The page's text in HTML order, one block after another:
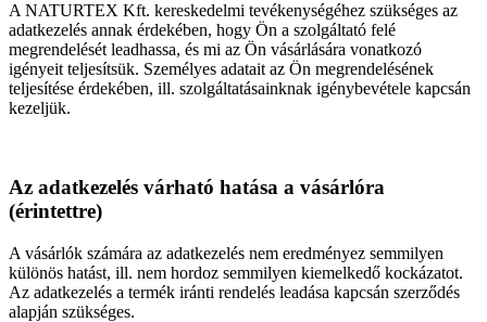
A NATURTEX Kft. kereskedelmi tevékenységéhez szükséges az
adatkezelés annak érdekében, hogy Ön a szolgáltató felé
megrendelését leadhassa, és mi az Ön vásárlására vonatkozó
igényeit teljesítsük. Személyes adatait az Ön megrendelésének
teljesítése érdekében, ill. szolgáltatásainknak igénybevétele kapcsán
kezeljük.
Az adatkezelés várható hatása a vásárlóra
(érintettre)
A vásárlók számára az adatkezelés nem eredményez semmilyen
különös hatást, ill. nem hordoz semmilyen kiemelkedő kockázatot.
Az adatkezelés a termék iránti rendelés leadása kapcsán szerződés
alapján szükséges.